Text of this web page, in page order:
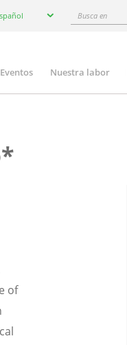
your
Busca
Eventos Nuestra labor
of